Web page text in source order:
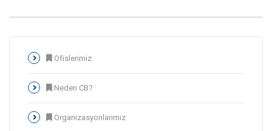
Ofislerimiz
Neden CB?
Organizasyonlarımız